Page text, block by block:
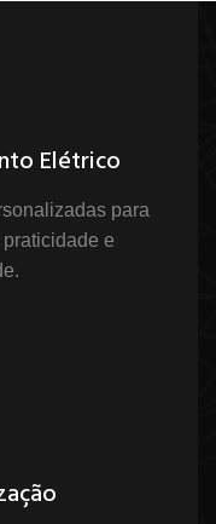
Elétrico
para
e